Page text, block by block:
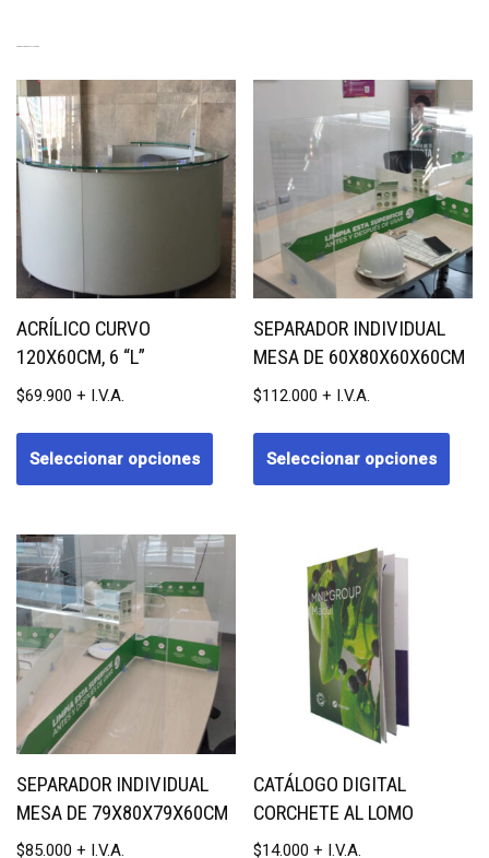
ACRÍLICO CURVO
120X60CM, 6 “L”
$69.900
Seleccionar opciones
SEPARADOR INDIVIDUAL
MESA DE 60X80X60X60CM
$112.000
Seleccionar opciones
SEPARADOR INDIVIDUAL
MESA DE 79X80X79X60CM
$85.000
CATÁLOGO DIGITAL
CORCHETE AL LOMO
$14.000